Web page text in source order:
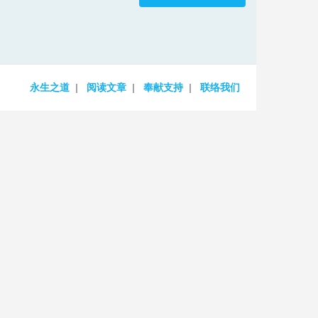
永生之道 阅读文章 奉献支持 联络我们